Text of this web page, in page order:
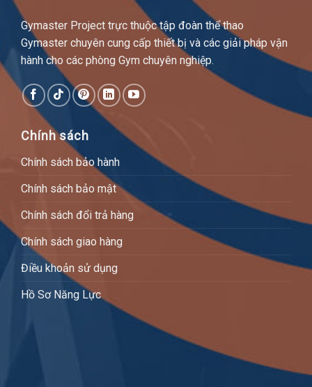
Gymaster Project trực thuộc tập đoàn thể thao
Gymaster chuyên cung cấp thiết bị và các giải pháp vận
hành cho các phòng Gym chuyên nghiệp.
Chính sách
Chính sách bảo hành
Chính sách bảo mật
Chính sách đổi trả hàng
Chính sách giao hàng
Điều khoản sử dụng
Hồ Sơ Năng Lực